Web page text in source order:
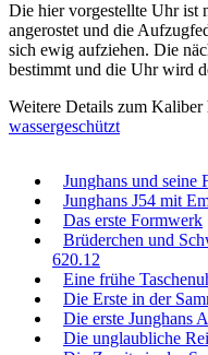
Die hier vorgestellte Uhr ist
angerostet und die
sich ewig aufziehen. Die
bestimmt und die Uhr wird
Weitere Details zum Kaliber
wassergeschützt
Junghans und seine
Junghans J54 mit
Das erste Formwerk
Brüderchen und
620.12
Eine frühe
Die Erste in der
Die erste Junghans
Die unglaubliche